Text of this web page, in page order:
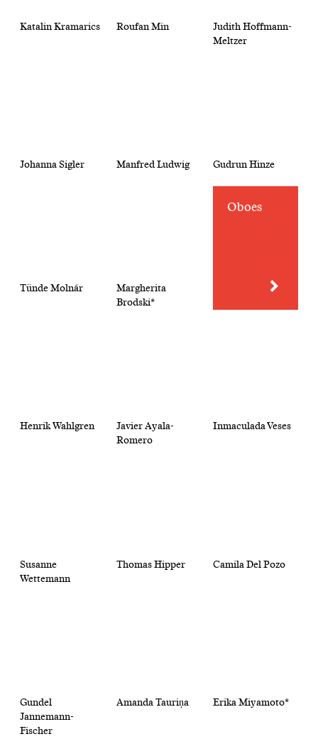
Katalin Kramarics Roufan Min
Judith Hoffmann-
Meltzer
Johanna Sigler Manfred Ludwig Gudrun Hinze
Tünde Molnár
Margherita
Brodski*
Oboes
Henrik Wahlgren
Javier Ayala-
Romero
Inmaculada Veses
Susanne
Wettemann
Thomas Hipper Camila Del Pozo
Gundel
Jannemann-
Fischer
Amanda Tauriņa Erika Miyamoto*